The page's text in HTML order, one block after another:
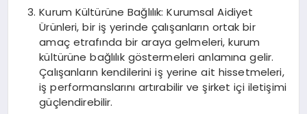
Kurum Kültürüne Bağlılık: Kurumsal Aidiyet
Ürünleri, bir iş yerinde çalışanların ortak bir
amaç etrafında bir araya gelmeleri, kurum
kültürüne bağlılık göstermeleri anlamına gelir.
Çalışanların kendilerini iş yerine ait hissetmeleri,
iş performanslarını artırabilir ve şirket içi iletişimi
güçlendirebilir.